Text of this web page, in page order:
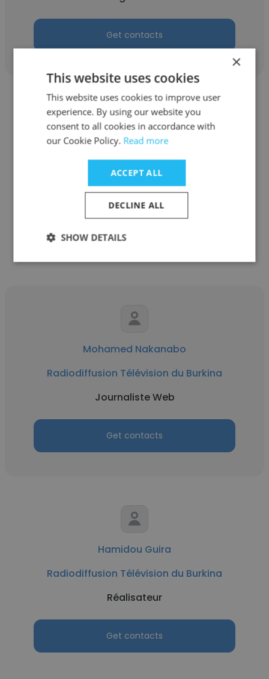
Get contacts
Aronan DAYLLA
Radiodiffusion Télévision du Burkina
Ingénieur
Get contacts
Mohamed Nakanabo
Radiodiffusion Télévision du Burkina
Journaliste Web
Get contacts
Hamidou Guira
Radiodiffusion Télévision du Burkina
Réalisateur
Get contacts
×
This website uses cookies
This website uses cookies to improve user
experience. By using our website you
consent to all cookies in accordance with
our Cookie Policy. Read more
ACCEPT ALL
DECLINE ALL
SHOW DETAILS